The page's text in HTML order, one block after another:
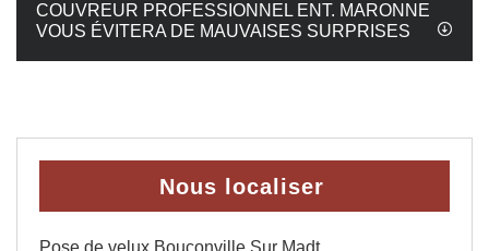
COUVREUR PROFESSIONNEL ENT. MARONNE
VOUS ÉVITERA DE MAUVAISES SURPRISES
Nous localiser
Pose de velux Bouconville Sur Madt